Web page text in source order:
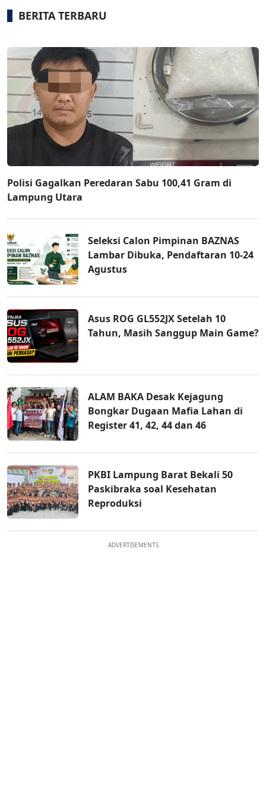
BERITA TERBARU
Polisi Gagalkan Peredaran Sabu 100,41 Gram di
Lampung Utara
Seleksi Calon Pimpinan BAZNAS
Lambar Dibuka, Pendaftaran 10-24
Agustus
Asus ROG GL552JX Setelah 10
Tahun, Masih Sanggup Main Game?
ALAM BAKA Desak Kejagung
Bongkar Dugaan Mafia Lahan di
Register 41, 42, 44 dan 46
PKBI Lampung Barat Bekali 50
Paskibraka soal Kesehatan
Reproduksi
ADVERTISEMENTS